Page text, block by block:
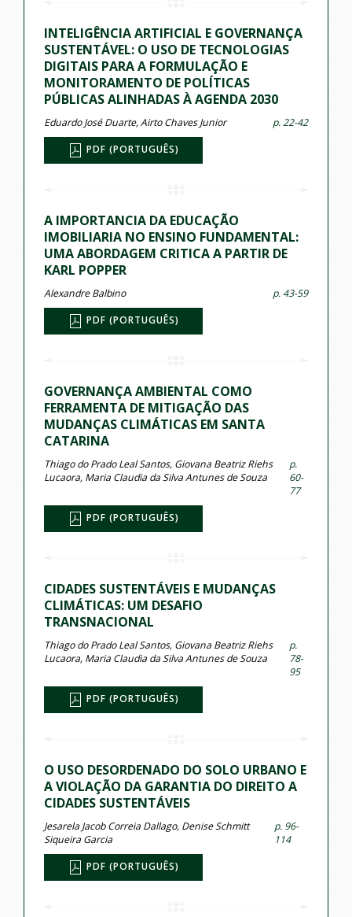
INTELIGÊNCIA ARTIFICIAL E GOVERNANÇA
SUSTENTÁVEL: O USO DE TECNOLOGIAS
DIGITAIS PARA A FORMULAÇÃO E
MONITORAMENTO DE POLÍTICAS
PÚBLICAS ALINHADAS À AGENDA 2030
Eduardo José Duarte, Airto Chaves Junior p. 22-42
PDF (PORTUGUÊS)
A IMPORTANCIA DA EDUCAÇÃO
IMOBILIARIA NO ENSINO FUNDAMENTAL:
UMA ABORDAGEM CRITICA A PARTIR DE
KARL POPPER
Alexandre Balbino p. 43-59
PDF (PORTUGUÊS)
GOVERNANÇA AMBIENTAL COMO
FERRAMENTA DE MITIGAÇÃO DAS
MUDANÇAS CLIMÁTICAS EM SANTA
CATARINA
Thiago do Prado Leal Santos, Giovana Beatriz Riehs
Lucaora, Maria Claudia da Silva Antunes de Souza
p.
60-
77
PDF (PORTUGUÊS)
CIDADES SUSTENTÁVEIS E MUDANÇAS
CLIMÁTICAS: UM DESAFIO
TRANSNACIONAL
Thiago do Prado Leal Santos, Giovana Beatriz Riehs
Lucaora, Maria Claudia da Silva Antunes de Souza
p.
78-
95
PDF (PORTUGUÊS)
O USO DESORDENADO DO SOLO URBANO E
A VIOLAÇÃO DA GARANTIA DO DIREITO A
CIDADES SUSTENTÁVEIS
Jesarela Jacob Correia Dallago, Denise Schmitt
Siqueira Garcia
p. 96-
114
PDF (PORTUGUÊS)